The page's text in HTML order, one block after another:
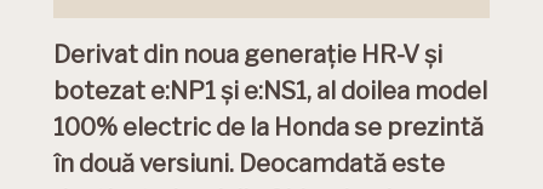
Derivat din noua generație HR-V și
botezat e:NP1 și e:NS1, al doilea model
100% electric de la Honda se prezintă
în două versiuni. Deocamdată este